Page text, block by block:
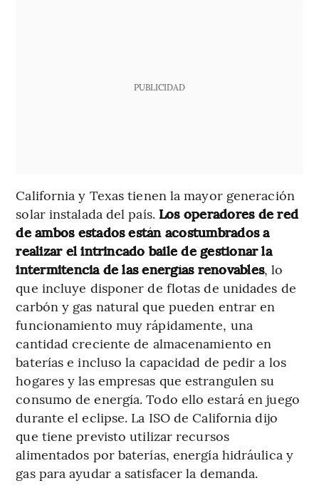
PUBLICIDAD
California y Texas tienen la mayor generación
solar instalada del país. Los operadores de red
de ambos estados están acostumbrados a
realizar el intrincado baile de gestionar la
intermitencia de las energías renovables, lo
que incluye disponer de flotas de unidades de
carbón y gas natural que pueden entrar en
funcionamiento muy rápidamente, una
cantidad creciente de almacenamiento en
baterías e incluso la capacidad de pedir a los
hogares y las empresas que estrangulen su
consumo de energía. Todo ello estará en juego
durante el eclipse. La ISO de California dijo
que tiene previsto utilizar recursos
alimentados por baterías, energía hidráulica y
gas para ayudar a satisfacer la demanda.